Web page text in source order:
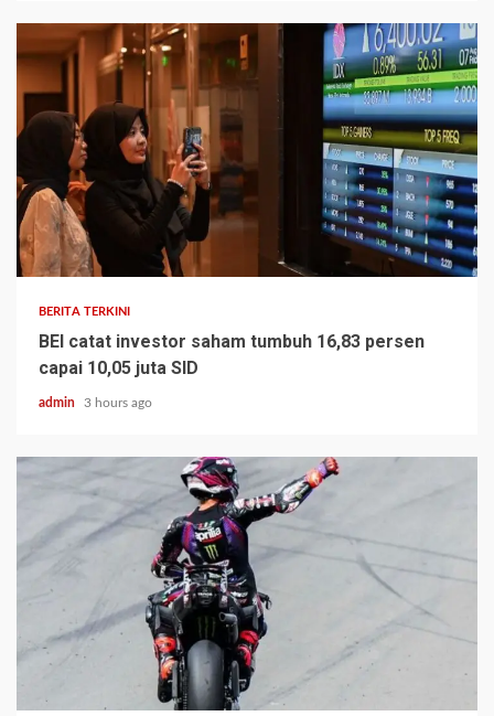
BERITA TERKINI
BEI catat investor saham tumbuh 16,83 persen
capai 10,05 juta SID
admin 3 hours ago